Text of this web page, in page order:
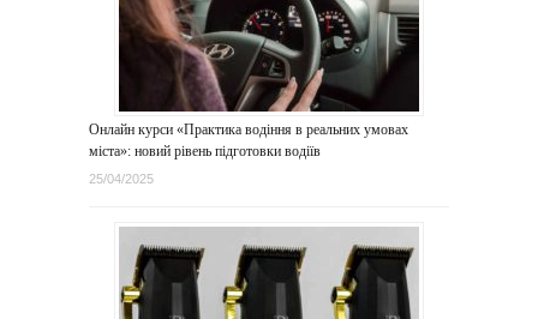
Онлайн курси «Практика водіння в реальних умовах
міста»: новий рівень підготовки водіїв
25/04/2025